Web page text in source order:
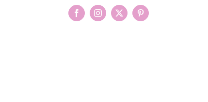
FacebookInstagram
X Pinterest